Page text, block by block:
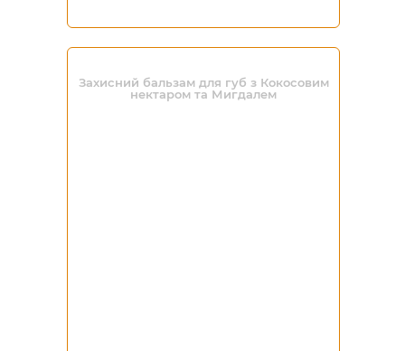
Захисний бальзам для губ з Кокосовим
нектаром та Мигдалем